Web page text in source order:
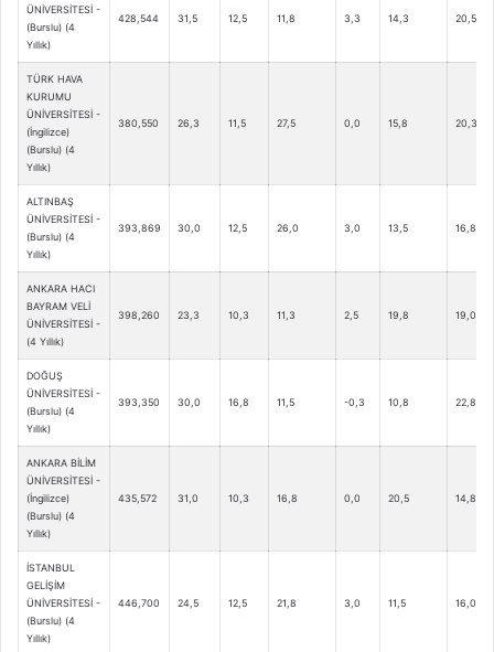
ÜNİVERSİTESİ -
(Burslu) (4
Yıllık)
428,544 31,5 12,5 11,8 3,3 14,3 20,5
TÜRK HAVA
KURUMU
ÜNİVERSİTESİ -
(İngilizce)
(Burslu) (4
Yıllık)
380,550 26,3 11,5 27,5 0,0 15,8 20,3
ALTINBAŞ
ÜNİVERSİTESİ -
(Burslu) (4
Yıllık)
393,869 30,0 12,5 26,0 3,0 13,5 16,8
ANKARA HACI
BAYRAM VELİ
ÜNİVERSİTESİ -
(4 Yıllık)
398,260 23,3 10,3 11,3 2,5 19,8 19,0
DOĞUŞ
ÜNİVERSİTESİ -
(Burslu) (4
Yıllık)
393,350 30,0 16,8 11,5 -0,3 10,8 22,8
ANKARA BİLİM
ÜNİVERSİTESİ -
(İngilizce)
(Burslu) (4
Yıllık)
435,572 31,0 10,3 16,8 0,0 20,5 14,8
İSTANBUL
GELİŞİM
ÜNİVERSİTESİ -
(Burslu) (4
Yıllık)
446,700 24,5 12,5 21,8 3,0 11,5 16,0